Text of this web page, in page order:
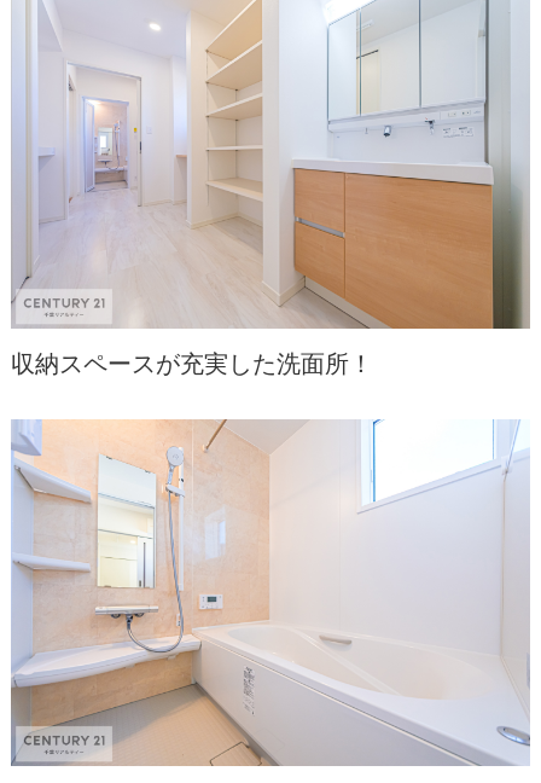
収納スペースが充実した洗面所！